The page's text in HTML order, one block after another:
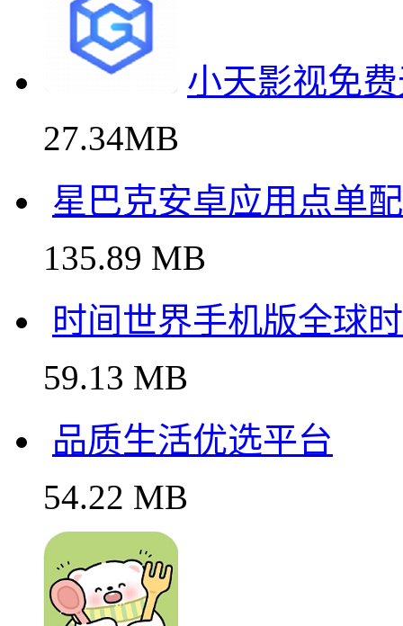
小天影视免
27.34MB
星巴克安卓应用点单
135.89 MB
时间世界手机版全球
59.13 MB
品质生活优选平台
54.22 MB